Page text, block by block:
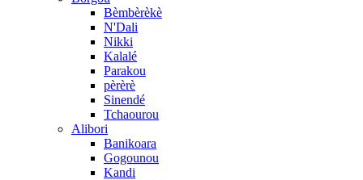
Bèmbèrèkè
N'Dali
Nikki
Kalalé
Parakou
pèrèrè
Sinendé
Tchaourou
Alibori
Banikoara
Gogounou
Kandi